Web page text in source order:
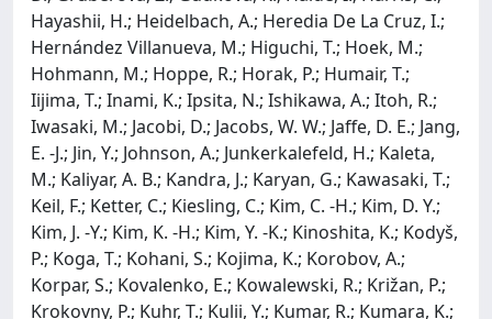
Hayashii, H.; Heidelbach, A.; Heredia De La Cruz, I.;
Hernández Villanueva, M.; Higuchi, T.; Hoek, M.;
Hohmann, M.; Hoppe, R.; Horak, P.; Humair, T.;
Iijima, T.; Inami, K.; Ipsita, N.; Ishikawa, A.; Itoh, R.;
Iwasaki, M.; Jacobi, D.; Jacobs, W. W.; Jaffe, D. E.; Jang,
E. -J.; Jin, Y.; Johnson, A.; Junkerkalefeld, H.; Kaleta,
M.; Kaliyar, A. B.; Kandra, J.; Karyan, G.; Kawasaki, T.;
Keil, F.; Ketter, C.; Kiesling, C.; Kim, C. -H.; Kim, D. Y.;
Kim, J. -Y.; Kim, K. -H.; Kim, Y. -K.; Kinoshita, K.; Kodyš,
P.; Koga, T.; Kohani, S.; Kojima, K.; Korobov, A.;
Korpar, S.; Kovalenko, E.; Kowalewski, R.; Križan, P.;
Krokovny, P.; Kuhr, T.; Kulii, Y.; Kumar, R.; Kumara, K.;